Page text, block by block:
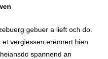
gebuer a lieft och do.
vergiessen erënnert hien
spannend an